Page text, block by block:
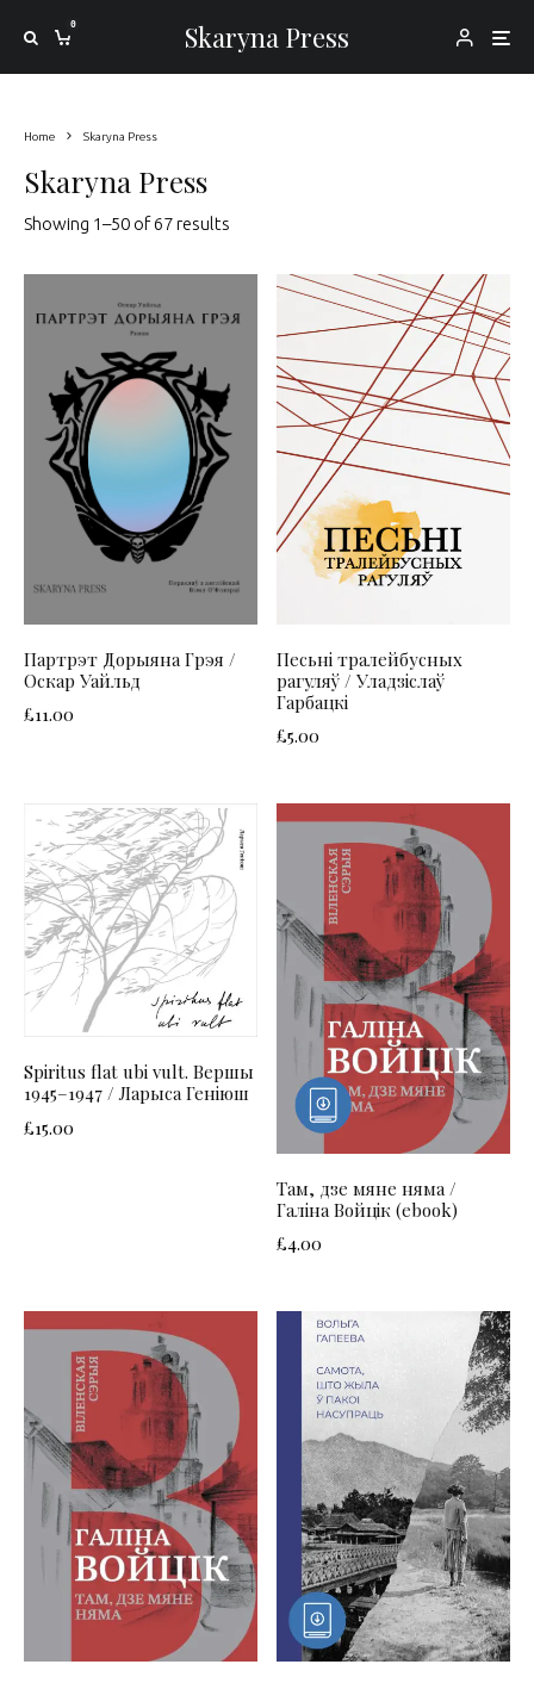
0 Skaryna Press
Home Skaryna Press
Skaryna Press
Showing 1–50 of 67 results
Партрэт Дорыяна Грэя /
Оскар Уайльд
£11.00
Песьні тралейбусных
рагуляў / Уладзіслаў
Гарбацкі
£5.00
Spiritus flat ubi vult. Вершы
1945–1947 / Ларыса Геніюш
£15.00
Там, дзе мяне няма /
Галіна Войцік (ebook)
£4.00